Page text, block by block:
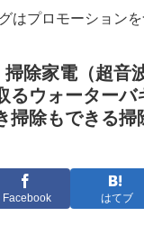
はプロモーション
掃除家電（超音
るウォーターバ
掃除もできる掃
Facebook はてブ